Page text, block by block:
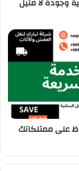
على ممتلكاتك